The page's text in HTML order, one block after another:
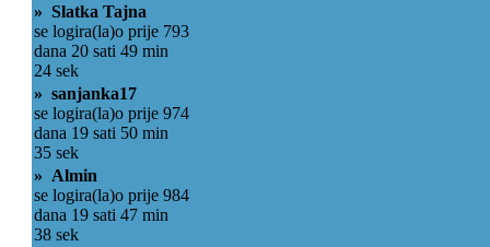
» Slatka Tajna
se logira(la)o prije 793
dana 20 sati 49 min
24 sek
» sanjanka17
se logira(la)o prije 974
dana 19 sati 50 min
35 sek
» Almin
se logira(la)o prije 984
dana 19 sati 47 min
38 sek